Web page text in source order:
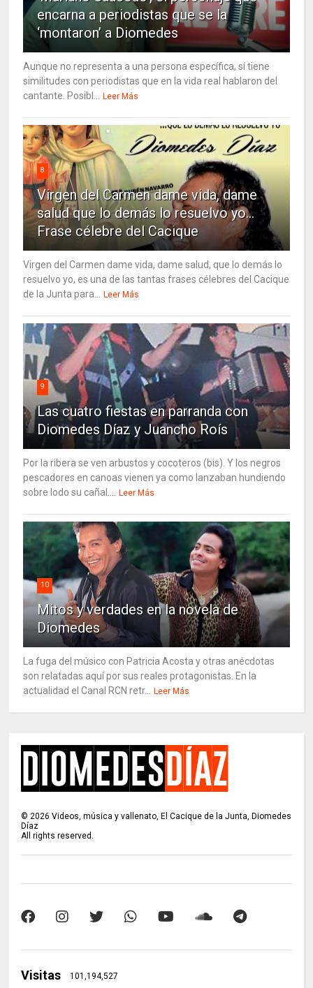
encarna a periodistas que se la
‘montaron’ a Diomedes
Aunque no representa a una persona específica, sí tiene
similitudes con periodistas que en la vida real hablaron del
cantante. Posibl...
Leer Más
8
Virgen del Carmen dame vida, dame
salud que lo demás lo resuelvo yo…
Frase célebre del Cacique
Virgen del Carmen dame vida, dame salud, que lo demás lo
resuelvo yo, es una de las tantas frases célebres del Cacique
de la Junta para...
Leer Más
9
Las cuatro fiestas en parranda con
Diomedes Díaz y Juancho Roís
Por la ribera se ven arbustos y cocoteros (bis). Y los negros
pescadores en canoas vienen ya como lanzaban hundiendo
sobre lodo su cañal....
Leer Más
10
Mitos y verdades en la novela de
Diomedes
La fuga del músico con Patricia Acosta y otras anécdotas
son relatadas aquí por sus reales protagonistas. En la
actualidad el Canal RCN retr...
Leer Más
© 2026 Videos, música y vallenato, El Cacique de la Junta, Diomedes
Díaz
All rights reserved.
Visitas 101,194,527